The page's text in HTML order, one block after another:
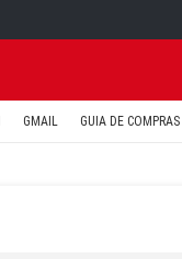
GMAIL GUIA DE COMPRAS